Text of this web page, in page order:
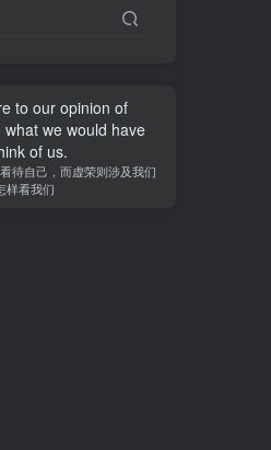
to our opinion of
we would have
of us.
待自己，而虚荣则涉及我们
样看我们